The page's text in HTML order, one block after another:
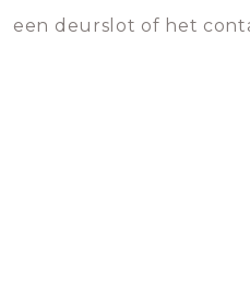
een deurslot of het